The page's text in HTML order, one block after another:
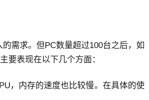
需求。但PC数量超过100台之后，如
要表现在以下几个方面：
，内存的速度也比较慢。在具体的使